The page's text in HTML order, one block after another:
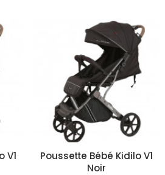
V1
Poussette Bébé Kidilo V1
Noir